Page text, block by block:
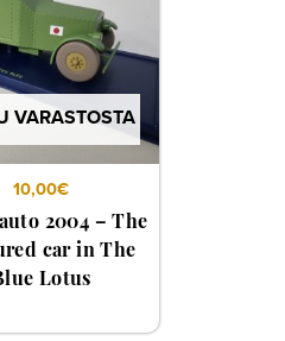
VARASTOSTA
10,00€
2004 – The
car in The
Lotus